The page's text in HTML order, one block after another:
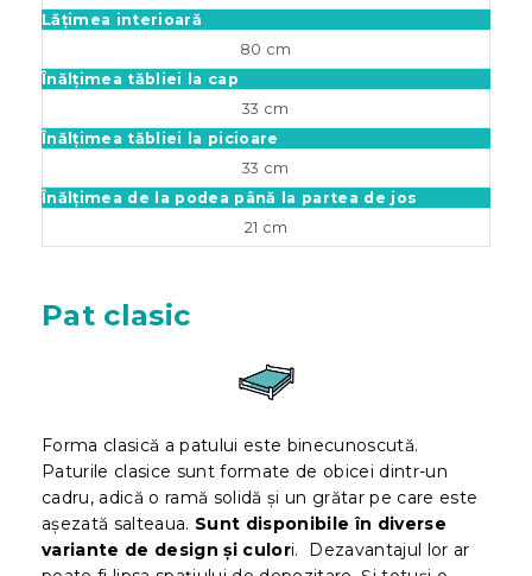
Lățimea interioară
80 cm
Înălțimea tăbliei la cap
33 cm
Înălțimea tăbliei la picioare
33 cm
Înălțimea de la podea până la partea de jos
21 cm
Pat clasic
Forma clasică a patului este binecunoscută.
Paturile clasice sunt formate de obicei dintr-un
cadru, adică o ramă solidă și un grătar pe care este
așezată salteaua. Sunt disponibile în diverse
variante de design și culori. Dezavantajul lor ar